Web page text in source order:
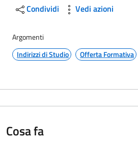
Condividi
Vedi azioni
Argomenti
Indirizzi di Studio
Offerta Formativa
Cosa fa